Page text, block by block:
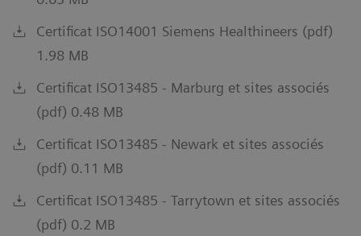
Certificat ISO14001 Siemens Healthineers (pdf)
1.98 MB
Certificat ISO13485 - Marburg et sites associés
(pdf) 0.48 MB
Certificat ISO13485 - Newark et sites associés
(pdf) 0.11 MB
Certificat ISO13485 - Tarrytown et sites associés
(pdf) 0.2 MB